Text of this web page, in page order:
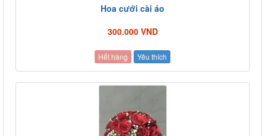
Hoa cưới cài áo
300.000 VND
Hết hàng Yêu thích